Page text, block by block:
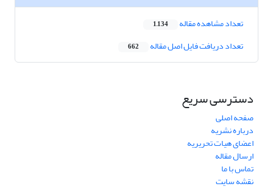
تعداد مشاهده مقاله 1,134
تعداد دریافت فایل اصل مقاله 662
دسترسی سریع
صفحه اصلی
درباره نشریه
اعضای هیات تحریریه
ارسال مقاله
تماس با ما
نقشه سایت